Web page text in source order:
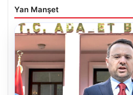
Yan Manşet